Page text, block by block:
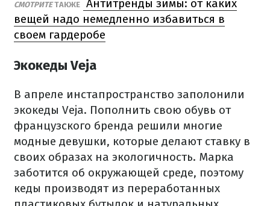
СМОТРИТЕТАКЖЕ
Антитренды зимы: от каких
вещей надо немедленно избавиться в
своем гардеробе
Экокеды Veja
В апреле инстапространство заполонили
экокеды Veja. Пополнить свою обувь от
французского бренда решили многие
модные девушки, которые делают ставку в
своих образах на экологичность. Марка
заботится об окружающей среде, поэтому
кеды производят из переработанных